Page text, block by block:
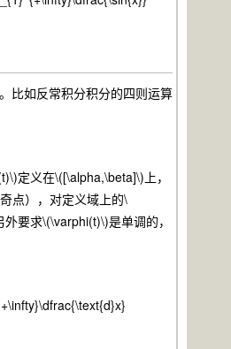
比如反常积分积分的四则运算
定义在\([\alpha,\beta]\)上，
点），对定义域上的\
要求\(\varphi(t)\)是单调的，